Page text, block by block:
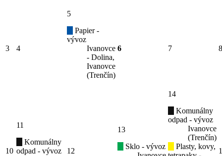
3 4
5
Papier -
vývoz
Ivanovce
- Dolina,
Ivanovce
(Trenčín)
6 7 8
10
11
Komunálny
odpad - vývoz
12
13
Sklo - vývoz
14
Komunálny
odpad - vývoz
Ivanovce
(Trenčín)
Plasty, kovy,